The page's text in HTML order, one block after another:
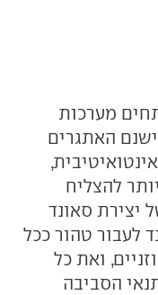
מערכות
האתגרים
להצליח
יצירת סאונד
לעבור טהור ככל
ואת כל
הסביבה